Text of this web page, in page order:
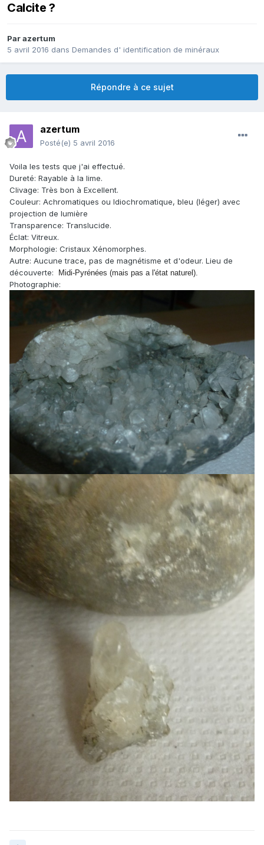
Calcite ?
Parazertum
5 avril 2016 dans Demandes d' identification de minéraux
Répondre à ce sujet
azertum
Posté(e) 5 avril 2016
Voila les tests que j'ai effectué.
Dureté: Rayable à la lime.
Clivage: Très bon à Excellent.
Couleur: Achromatiques ou Idiochromatique, bleu (léger) avec
projection de lumière
Transparence: Translucide.
Éclat: Vitreux.
Morphologie: Cristaux Xénomorphes.
Autre: Aucune trace, pas de magnétisme et d'odeur. Lieu de
découverte:
Midi-Pyrénées (mais pas a l'état naturel).
Photographie: